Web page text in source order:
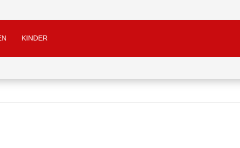
KINDER